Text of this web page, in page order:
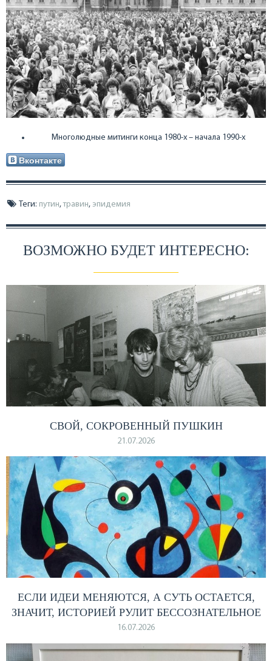
Многолюдные митинги конца 1980-х – начала 1990-х
Вконтакте
Теги: путин,травин, эпидемия
ВОЗМОЖНО БУДЕТ ИНТЕРЕСНО:
СВОЙ, СОКРОВЕННЫЙ ПУШКИН
21.07.2026
ЕСЛИ ИДЕИ МЕНЯЮТСЯ, А СУТЬ ОСТАЕТСЯ,
ЗНАЧИТ, ИСТОРИЕЙ РУЛИТ БЕССОЗНАТЕЛЬНОЕ
16.07.2026